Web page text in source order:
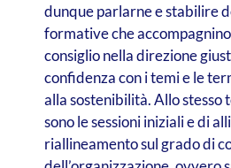
dunque parlarne e stabilire
formative che
consiglio nella direzione
confidenza con i temi e le
alla sostenibilità. Allo stesso
sono le sessioni iniziali e di
riallineamento sul grado di